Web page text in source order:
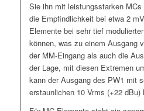
Sie ihn mit leistungsstarken
die Empfindlichkeit bei etwa 2
Elemente bei sehr tief
können, was zu einem Ausgang
der MM-Eingang als auch die
der Lage, mit diesen Extremen
kann der Ausgang des PW1 mit
erstaunlichen 10 Vrms (+22 dBu)